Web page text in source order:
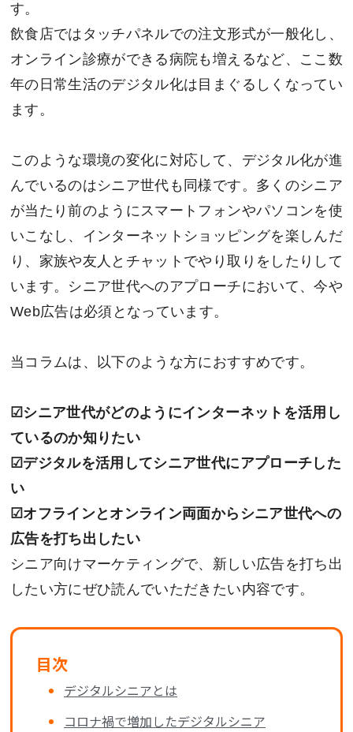
す。
飲食店ではタッチパネルでの注文形式が一般化し、
オンライン診療ができる病院も増えるなど、ここ数
年の日常生活のデジタル化は目まぐるしくなってい
ます。
このような環境の変化に対応して、デジタル化が進
んでいるのはシニア世代も同様です。多くのシニア
が当たり前のようにスマートフォンやパソコンを使
いこなし、インターネットショッピングを楽しんだ
り、家族や友人とチャットでやり取りをしたりして
います。シニア世代へのアプローチにおいて、今や
Web広告は必須となっています。
当コラムは、以下のような方におすすめです。
☑シニア世代がどのようにインターネットを活用し
ているのか知りたい
☑デジタルを活用してシニア世代にアプローチした
い
☑オフラインとオンライン両面からシニア世代への
広告を打ち出したい
シニア向けマーケティングで、新しい広告を打ち出
したい方にぜひ読んでいただきたい内容です。
目次
デジタルシニアとは
コロナ禍で増加したデジタルシニア